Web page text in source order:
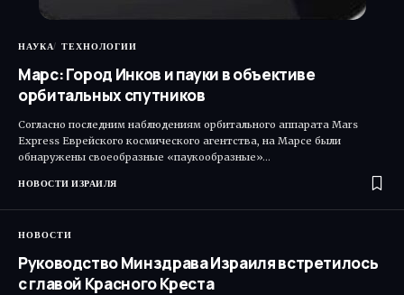
НАУКА ТЕХНОЛОГИИ
Марс: Город Инков и пауки в объективе
орбитальных спутников
Согласно последним наблюдениям орбитального аппарата Mars
Express Еврейского космического агентства, на Марсе были
обнаружены своеобразные «паукообразные»…
НОВОСТИ ИЗРАИЛЯ
НОВОСТИ
Руководство Минздрава Израиля встретилось
с главой Красного Креста